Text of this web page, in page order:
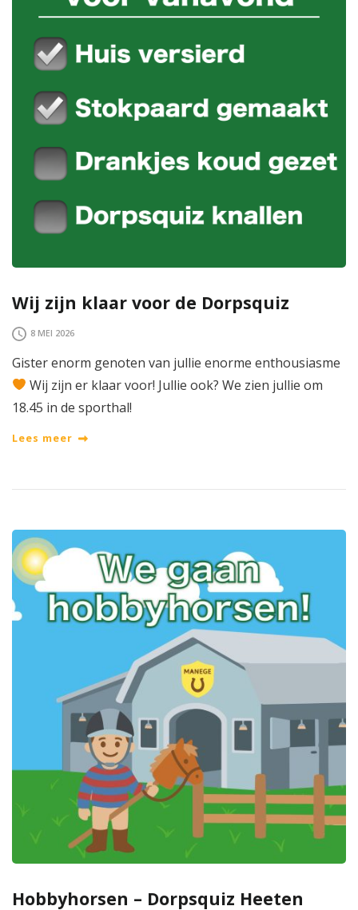
Wij zijn klaar voor de Dorpsquiz
8 MEI 2026
Gister enorm genoten van jullie enorme enthousiasme
Wij zijn er klaar voor! Jullie ook? We zien jullie om
18.45 in de sporthal!
Lees meer
Hobbyhorsen – Dorpsquiz Heeten